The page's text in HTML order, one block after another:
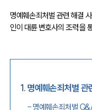
명예훼손죄처벌 관련 해결
인이 대륜 변호사의 조력을
1. 명예훼손죄처벌 관
- 명예훼손죄처벌